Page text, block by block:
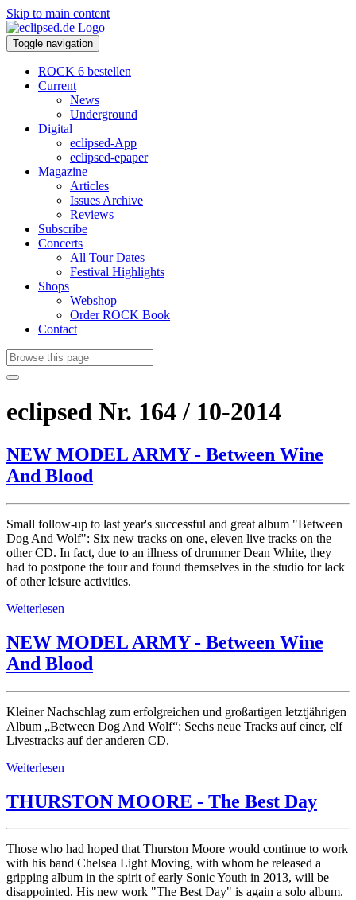
Skip to main content
Toggle navigation
ROCK 6 bestellen
Current
News
Underground
Digital
eclipsed-App
eclipsed-epaper
Magazine
Articles
Issues Archive
Reviews
Subscribe
Concerts
All Tour Dates
Festival Highlights
Shops
Webshop
Order ROCK Book
Contact
eclipsed Nr. 164 / 10-2014
NEW MODEL ARMY - Between Wine
And Blood
Small follow-up to last year's successful and great album "Between
Dog And Wolf": Six new tracks on one, eleven live tracks on the
other CD. In fact, due to an illness of drummer Dean White, they
had to postpone the tour and found themselves in the studio for lack
of other leisure activities.
Weiterlesen
NEW MODEL ARMY - Between Wine
And Blood
Kleiner Nachschlag zum erfolgreichen und großartigen letztjährigen
Album „Between Dog And Wolf“: Sechs neue Tracks auf einer, elf
Livestracks auf der anderen CD.
Weiterlesen
THURSTON MOORE - The Best Day
Those who had hoped that Thurston Moore would continue to work
with his band Chelsea Light Moving, with whom he released a
gripping album in the spirit of early Sonic Youth in 2013, will be
disappointed. His new work "The Best Day" is again a solo album.